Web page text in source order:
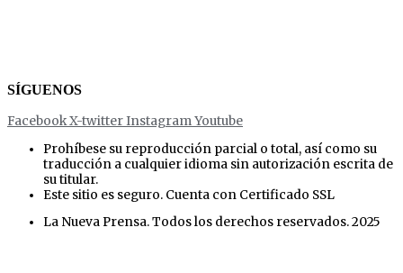
SÍGUENOS
FacebookX-twitterInstagramYoutube
Prohíbese su reproducción parcial o total, así como su
traducción a cualquier idioma sin autorización escrita de
su titular.
Este sitio es seguro. Cuenta con Certificado SSL
La Nueva Prensa. Todos los derechos reservados. 2025